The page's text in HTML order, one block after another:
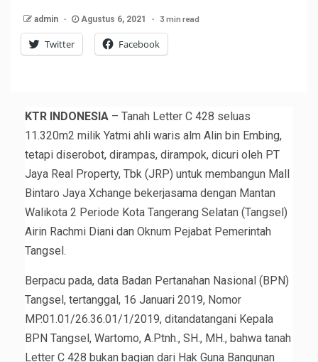
admin Agustus 6, 2021 3 min read
Twitter Facebook
KTR INDONESIA – Tanah Letter C 428 seluas
11.320m2 milik Yatmi ahli waris alm Alin bin Embing,
tetapi diserobot, dirampas, dirampok, dicuri oleh PT
Jaya Real Property, Tbk (JRP) untuk membangun Mall
Bintaro Jaya Xchange bekerjasama dengan Mantan
Walikota 2 Periode Kota Tangerang Selatan (Tangsel)
Airin Rachmi Diani dan Oknum Pejabat Pemerintah
Tangsel.
Berpacu pada, data Badan Pertanahan Nasional (BPN)
Tangsel, tertanggal, 16 Januari 2019, Nomor
MP.01.01/26.36.01/1/2019, ditandatangani Kepala
BPN Tangsel, Wartomo, A.Ptnh., SH., MH., bahwa tanah
Letter C 428 bukan bagian dari Hak Guna Bangunan